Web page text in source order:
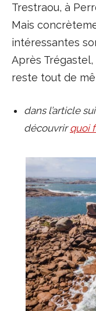
Trestraou, à
Mais
intéressantes
Après Trégastel,
reste tout de
dans l’article
découvrirquoi